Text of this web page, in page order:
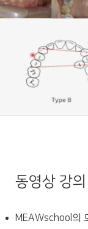
동영상 강
MEAWschool의